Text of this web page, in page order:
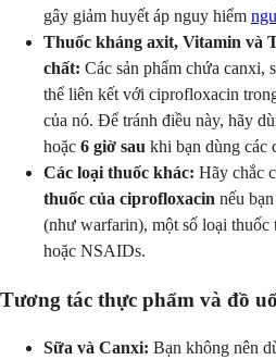
gây giảm huyết áp nguy hiểm
Thuốc kháng axit, Vitamin và
chất: Các sản phẩm chứa canxi,
thể liên kết với ciprofloxacin
của nó. Để tránh điều này, hãy
hoặc 6 giờ sau khi bạn dùng các
Các loại thuốc khác: Hãy chắc
thuốc của ciprofloxacin nếu
(như warfarin), một số loại
hoặc NSAIDs.
Tương tác thực phẩm và đồ
Sữa và Canxi: Bạn không nên